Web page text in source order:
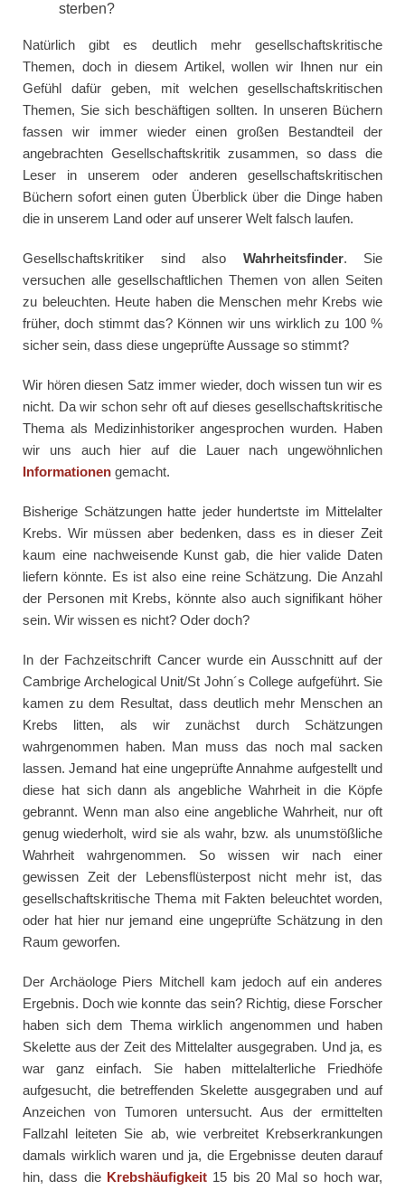
sterben?
Natürlich gibt es deutlich mehr gesellschaftskritische
Themen, doch in diesem Artikel, wollen wir Ihnen nur ein
Gefühl dafür geben, mit welchen gesellschaftskritischen
Themen, Sie sich beschäftigen sollten. In unseren Büchern
fassen wir immer wieder einen großen Bestandteil der
angebrachten Gesellschaftskritik zusammen, so dass die
Leser in unserem oder anderen gesellschaftskritischen
Büchern sofort einen guten Überblick über die Dinge haben
die in unserem Land oder auf unserer Welt falsch laufen.
Gesellschaftskritiker sind also Wahrheitsfinder. Sie
versuchen alle gesellschaftlichen Themen von allen Seiten
zu beleuchten. Heute haben die Menschen mehr Krebs wie
früher, doch stimmt das? Können wir uns wirklich zu 100 %
sicher sein, dass diese ungeprüfte Aussage so stimmt?
Wir hören diesen Satz immer wieder, doch wissen tun wir es
nicht. Da wir schon sehr oft auf dieses gesellschaftskritische
Thema als Medizinhistoriker angesprochen wurden. Haben
wir uns auch hier auf die Lauer nach ungewöhnlichen
Informationen gemacht.
Bisherige Schätzungen hatte jeder hundertste im Mittelalter
Krebs. Wir müssen aber bedenken, dass es in dieser Zeit
kaum eine nachweisende Kunst gab, die hier valide Daten
liefern könnte. Es ist also eine reine Schätzung. Die Anzahl
der Personen mit Krebs, könnte also auch signifikant höher
sein. Wir wissen es nicht? Oder doch?
In der Fachzeitschrift Cancer wurde ein Ausschnitt auf der
Cambrige Archelogical Unit/St John´s College aufgeführt. Sie
kamen zu dem Resultat, dass deutlich mehr Menschen an
Krebs litten, als wir zunächst durch Schätzungen
wahrgenommen haben. Man muss das noch mal sacken
lassen. Jemand hat eine ungeprüfte Annahme aufgestellt und
diese hat sich dann als angebliche Wahrheit in die Köpfe
gebrannt. Wenn man also eine angebliche Wahrheit, nur oft
genug wiederholt, wird sie als wahr, bzw. als unumstößliche
Wahrheit wahrgenommen. So wissen wir nach einer
gewissen Zeit der Lebensflüsterpost nicht mehr ist, das
gesellschaftskritische Thema mit Fakten beleuchtet worden,
oder hat hier nur jemand eine ungeprüfte Schätzung in den
Raum geworfen.
Der Archäologe Piers Mitchell kam jedoch auf ein anderes
Ergebnis. Doch wie konnte das sein? Richtig, diese Forscher
haben sich dem Thema wirklich angenommen und haben
Skelette aus der Zeit des Mittelalter ausgegraben. Und ja, es
war ganz einfach. Sie haben mittelalterliche Friedhöfe
aufgesucht, die betreffenden Skelette ausgegraben und auf
Anzeichen von Tumoren untersucht. Aus der ermittelten
Fallzahl leiteten Sie ab, wie verbreitet Krebserkrankungen
damals wirklich waren und ja, die Ergebnisse deuten darauf
hin, dass die Krebshäufigkeit15 bis 20 Mal so hoch war,